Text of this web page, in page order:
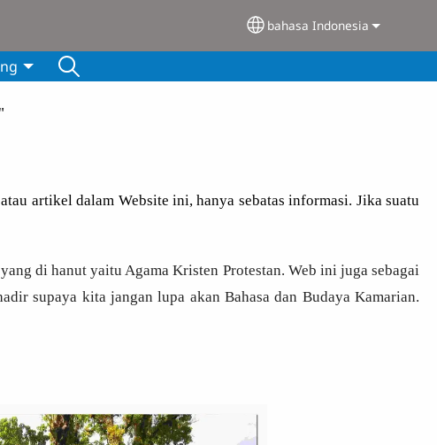
Select your language
bahasa Indonesia
artikel dalam Website ini, hanya sebatas informasi. Jika suatu
di hanut yaitu Agama Kristen Protestan. Web ini juga sebagai
supaya kita jangan lupa akan Bahasa dan Budaya Kamarian.